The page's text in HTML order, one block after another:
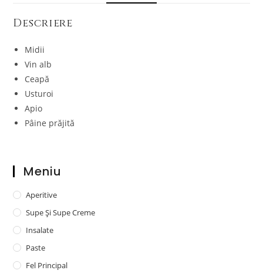
Descriere
Midii
Vin alb
Ceapă
Usturoi
Apio
Pâine prăjită
Meniu
Aperitive
Supe Și Supe Creme
Insalate
Paste
Fel Principal